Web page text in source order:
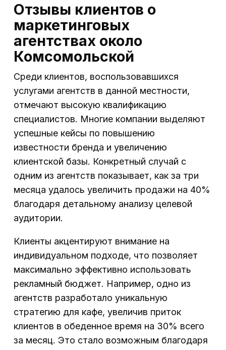
Отзывы клиентов о
маркетинговых
агентствах около
Комсомольской
Среди клиентов, воспользовавшихся
услугами агентств в данной местности,
отмечают высокую квалификацию
специалистов. Многие компании выделяют
успешные кейсы по повышению
известности бренда и увеличению
клиентской базы. Конкретный случай с
одним из агентств показывает, как за три
месяца удалось увеличить продажи на 40%
благодаря детальному анализу целевой
аудитории.
Клиенты акцентируют внимание на
индивидуальном подходе, что позволяет
максимально эффективно использовать
рекламный бюджет. Например, одно из
агентств разработало уникальную
стратегию для кафе, увеличив приток
клиентов в обеденное время на 30% всего
за месяц. Это стало возможным благодаря